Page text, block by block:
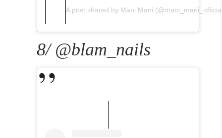
A post shared by Mani Mani
8/ @blam_nails